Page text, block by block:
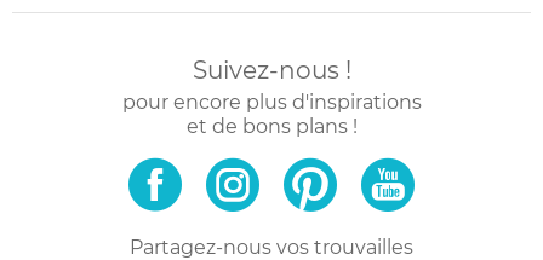
Suivez-nous !
pour encore plus d'inspirations
et de bons plans !
Partagez-nous vos trouvailles